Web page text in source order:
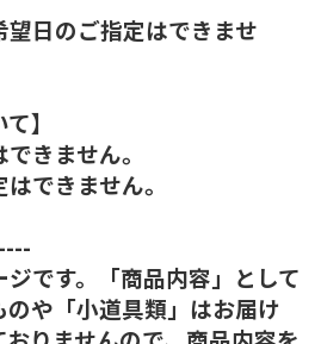
日のご指定はできませ
】
きません。
できません。
です。「商品内容」として
や「小道具類」はお届け